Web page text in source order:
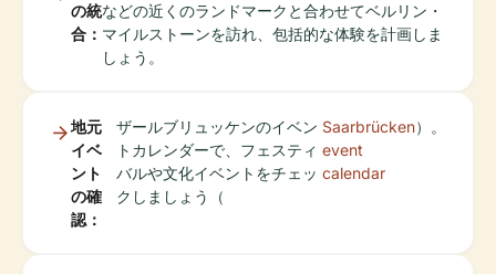
の統
合：
などの近くのランドマークと合わせてベルリン・
マイルストーンを訪れ、包括的な体験を計画しま
しょう。
地元
イベ
ント
の確
認：
ザールブリュッケンのイベン
トカレンダーで、フェスティ
バルや文化イベントをチェッ
クしましょう（
Saarbrücken
event
calendar
）。